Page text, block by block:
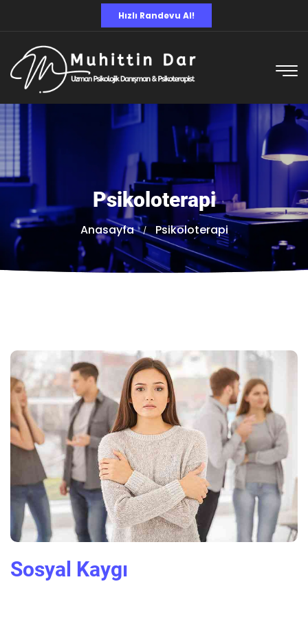
Hızlı Randevu Al!
Psikoloterapi
Anasayfa Psikoloterapi
Sosyal Kaygı